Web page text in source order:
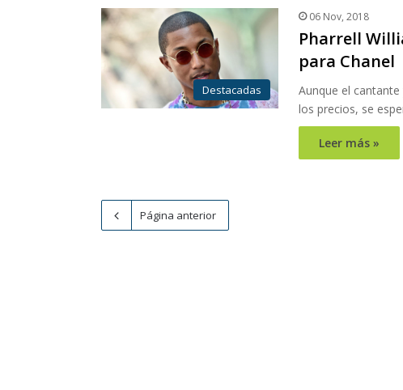
Destacadas
06 Nov, 2018
Pharrell
para Chanel
Aunque el
los precios, se
Leer más »
Página anterior